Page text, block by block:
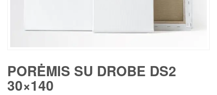
PORĖMIS SU DROBE DS2
30×140